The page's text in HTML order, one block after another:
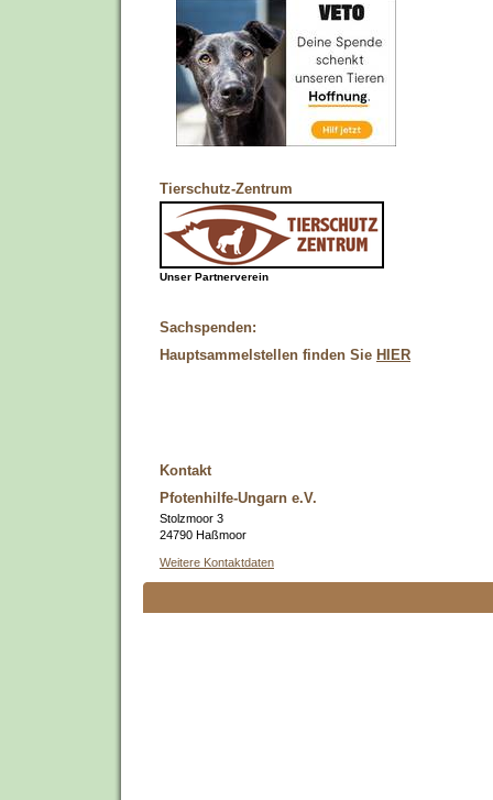
Tierschutz-Zentrum
Unser Partnerverein
Sachspenden:
Hauptsammelstellen finden Sie HIER
Kontakt
Pfotenhilfe-Ungarn e.V.
Stolzmoor 3
24790 Haßmoor
Weitere Kontaktdaten